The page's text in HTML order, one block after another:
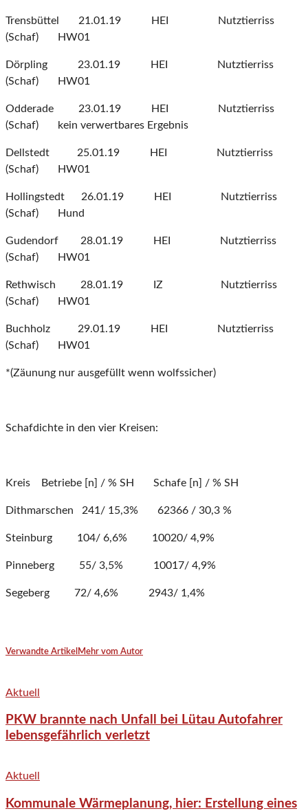
Trensbüttel 21.01.19 HEI Nutztierriss
(Schaf) HW01
Dörpling 23.01.19 HEI Nutztierriss
(Schaf) HW01
Odderade 23.01.19 HEI Nutztierriss
(Schaf) kein verwertbares Ergebnis
Dellstedt 25.01.19 HEI Nutztierriss
(Schaf) HW01
Hollingstedt 26.01.19 HEI Nutztierriss
(Schaf) Hund
Gudendorf 28.01.19 HEI Nutztierriss
(Schaf) HW01
Rethwisch 28.01.19 IZ Nutztierriss
(Schaf) HW01
Buchholz 29.01.19 HEI Nutztierriss
(Schaf) HW01
*(Zäunung nur ausgefüllt wenn wolfssicher)
Schafdichte in den vier Kreisen:
Kreis Betriebe [n] / % SH Schafe [n] / % SH
Dithmarschen 241/ 15,3% 62366 / 30,3 %
Steinburg 104/ 6,6% 10020/ 4,9%
Pinneberg 55/ 3,5% 10017/ 4,9%
Segeberg 72/ 4,6% 2943/ 1,4%
Verwandte Artikel Mehr vom Autor
Aktuell
PKW brannte nach Unfall bei Lütau Autofahrer
lebensgefährlich verletzt
Aktuell
Kommunale Wärmeplanung, hier: Erstellung eines